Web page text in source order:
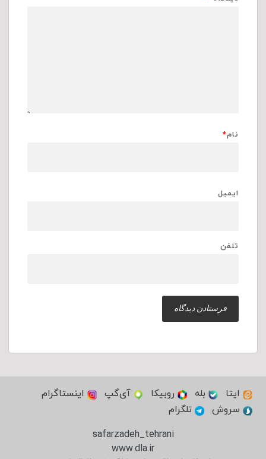
نام*
ایمیل
تلفن
ایتا بله روبیکا آی‌گپ
اینستاگرام
سروش
تلگرام
safarzadeh_tehrani
www.dla.ir